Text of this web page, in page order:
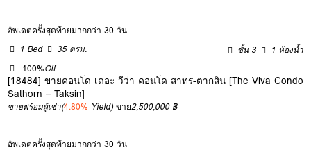
อัพเดตครั้งสุดท้ายมากกว่า 30 วัน
1 Bed
35 ตรม. ชั้น 3
1 ห้องน้ำ
100%Off
[18484] ขายคอนโด เดอะ วีว่า คอนโด สาทร-ตากสิน [The Viva Condo
Sathorn – Taksin]
ขายพร้อมผู้เช่า(4.80% Yield) ขาย2,500,000 ฿
อัพเดตครั้งสุดท้ายมากกว่า 30 วัน